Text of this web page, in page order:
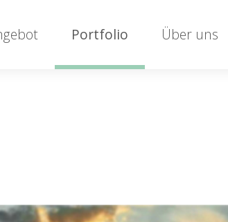
Portfolio Über uns